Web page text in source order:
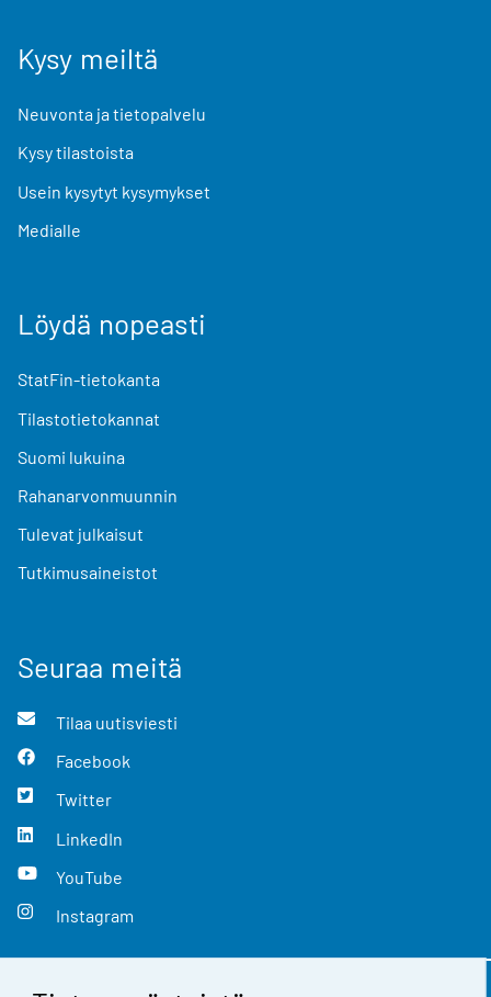
Kysy meiltä
Neuvonta ja tietopalvelu
Kysy tilastoista
Usein kysytyt kysymykset
Medialle
Löydä nopeasti
StatFin-tietokanta
Tilastotietokannat
Suomi lukuina
Rahanarvonmuunnin
Tulevat julkaisut
Tutkimusaineistot
Seuraa meitä
Tilaa uutisviesti
Facebook
Twitter
LinkedIn
YouTube
Instagram